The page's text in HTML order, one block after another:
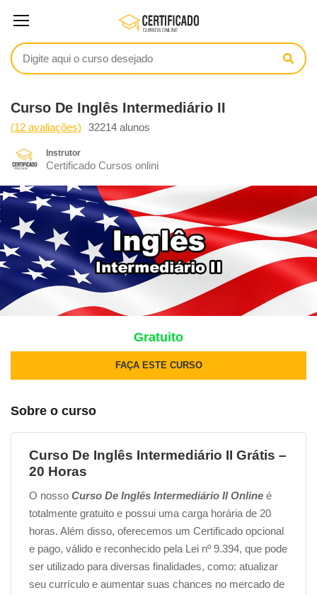
Curso De Inglês Intermediário II
(12 avaliações) 32214 alunos
Instrutor
Certificado Cursos onlini
Gratuito
FAÇA ESTE CURSO
Sobre o curso
Curso De Inglês Intermediário II Grátis –
20 Horas
O nosso Curso De Inglês Intermediário IIOnline é
totalmente gratuito e possui uma carga horária de 20
horas. Além disso, oferecemos um Certificado opcional
e pago, válido e reconhecido pela Lei nº 9.394, que pode
ser utilizado para diversas finalidades, como: atualizar
seu currículo e aumentar suas chances no mercado de